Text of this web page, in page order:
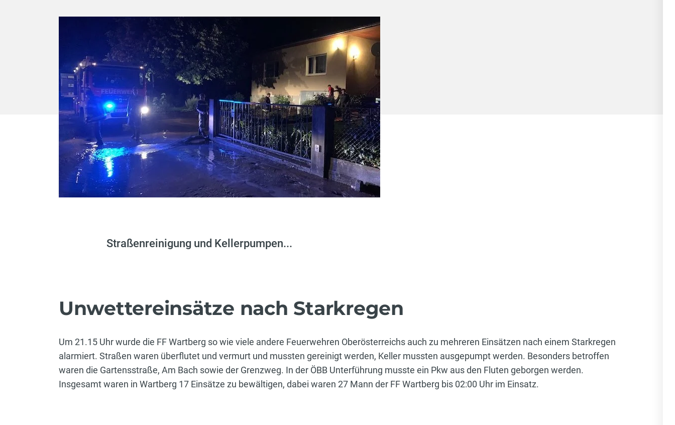
Straßenreinigung und Kellerpumpen...
Unwettereinsätze nach Starkregen
Um 21.15 Uhr wurde die FF Wartberg so wie viele andere Feuerwehren Oberösterreichs auch zu mehreren Einsätzen nach einem Starkregen
alarmiert. Straßen waren überflutet und vermurt und mussten gereinigt werden, Keller mussten ausgepumpt werden. Besonders betroffen
waren die Gartensstraße, Am Bach sowie der Grenzweg. In der ÖBB Unterführung musste ein Pkw aus den Fluten geborgen werden.
Insgesamt waren in Wartberg 17 Einsätze zu bewältigen, dabei waren 27 Mann der FF Wartberg bis 02:00 Uhr im Einsatz.